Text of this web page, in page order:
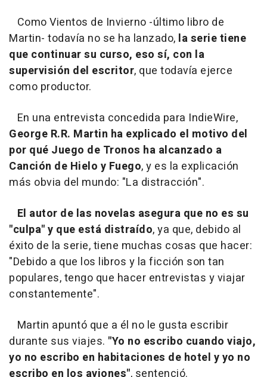
ComoVientos de Invierno -último libro de
Martin- todavía no se ha lanzado, la serie tiene
que continuar su curso, eso sí, con la
supervisión del escritor, que todavía ejerce
como productor.
En una entrevista concedida para IndieWire,
George R.R. Martin ha explicado el motivo del
por qué Juego de Tronos ha alcanzado a
Canción de Hielo y Fuego, y es la explicación
más obvia del mundo: "La distracción".
El autor de las novelas asegura que no es su
"culpa" y que está distraído, ya que, debido al
éxito de la serie, tiene muchas cosas que hacer:
"Debido a que los libros y la ficción son tan
populares, tengo que hacer entrevistas y viajar
constantemente".
Martin apuntó que a él no le gusta escribir
durante sus viajes. "Yo no escribo cuando viajo,
yo no escribo en habitaciones de hotel y yo no
escribo en los aviones", sentenció.